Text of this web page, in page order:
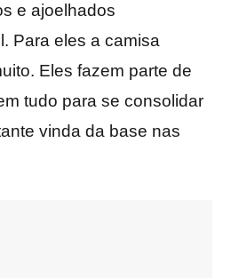
e ajoelhados
Para eles a camisa
Eles fazem parte de
tudo para se consolidar
vinda da base nas